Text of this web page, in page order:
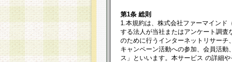
第1条 総則
1.本規約は、株式会社ファーマインド
する法人が当社またはアンケート調査
のために行うインターネットリサーチ
キャンペーン活動への参加、会員活
ス」といいます。本サービス の詳細